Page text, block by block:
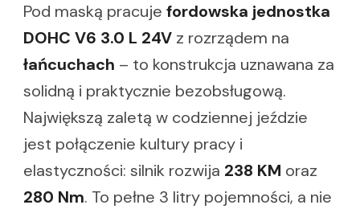
Pod maską pracuje fordowska jednostka
DOHC V6 3.0 L 24V z rozrządem na
łańcuchach – to konstrukcja uznawana za
solidną i praktycznie bezobsługową.
Największą zaletą w codziennej jeździe
jest połączenie kultury pracy i
elastyczności: silnik rozwija 238 KM oraz
280 Nm. To pełne 3 litry pojemności, a nie